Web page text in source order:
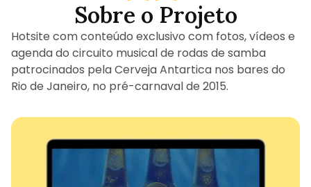
Sobre o Projeto
Hotsite com conteúdo exclusivo com fotos, vídeos e
agenda do circuito musical de rodas de samba
patrocinados pela Cerveja Antartica nos bares do
Rio de Janeiro, no pré-carnaval de 2015.